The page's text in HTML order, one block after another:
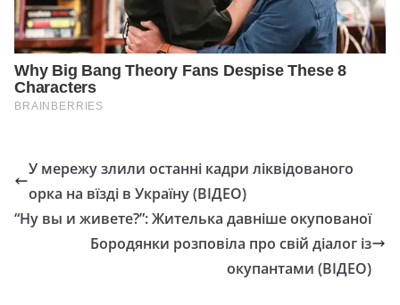
У мережу злили останні кадри ліквідованого
орка на вїзді в Україну (ВІДЕО)
“Ну вы и живете?”: Жителька давніше окупованої
Бородянки розповіла про свій діалог із
окупантами (ВІДЕО)